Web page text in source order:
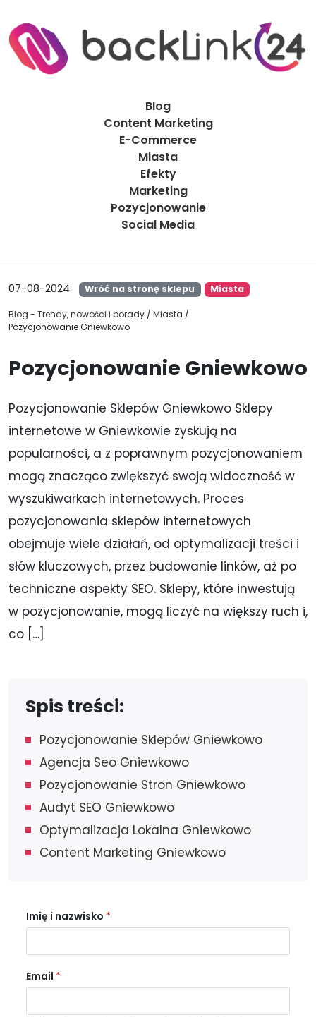
Blog
Content Marketing
E-Commerce
Miasta
Efekty
Marketing
Pozycjonowanie
Social Media
07-08-2024 Wróć na stronę sklepu Miasta
Blog - Trendy, nowości i porady / Miasta /
Pozycjonowanie Gniewkowo
Pozycjonowanie Gniewkowo
Pozycjonowanie Sklepów Gniewkowo Sklepy
internetowe w Gniewkowie zyskują na
popularności, a z poprawnym pozycjonowaniem
mogą znacząco zwiększyć swoją widoczność w
wyszukiwarkach internetowych. Proces
pozycjonowania sklepów internetowych
obejmuje wiele działań, od optymalizacji treści i
słów kluczowych, przez budowanie linków, aż po
techniczne aspekty SEO. Sklepy, które inwestują
w pozycjonowanie, mogą liczyć na większy ruch i,
co […]
Spis treści:
Pozycjonowanie Sklepów Gniewkowo
Agencja Seo Gniewkowo
Pozycjonowanie Stron Gniewkowo
Audyt SEO Gniewkowo
Optymalizacja Lokalna Gniewkowo
Content Marketing Gniewkowo
Imię i nazwisko *
Email *